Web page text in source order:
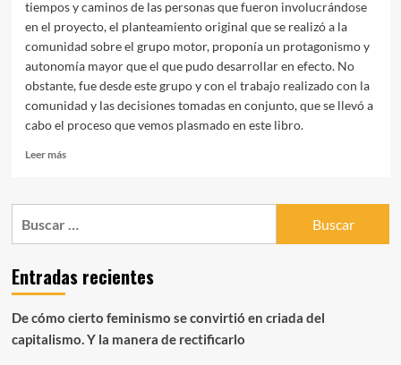
tiempos y caminos de las personas que fueron involucrándose
en el proyecto, el planteamiento original que se realizó a la
comunidad sobre el grupo motor, proponía un protagonismo y
autonomía mayor que el que pudo desarrollar en efecto. No
obstante, fue desde este grupo y con el trabajo realizado con la
comunidad y las decisiones tomadas en conjunto, que se llevó a
cabo el proceso que vemos plasmado en este libro.
Leer másLeer
Narrativas
vecinos
de
población
Juan
Entradas recientes
De cómo cierto feminismo se convirtió en criada del
capitalismo. Y la manera de rectificarlo